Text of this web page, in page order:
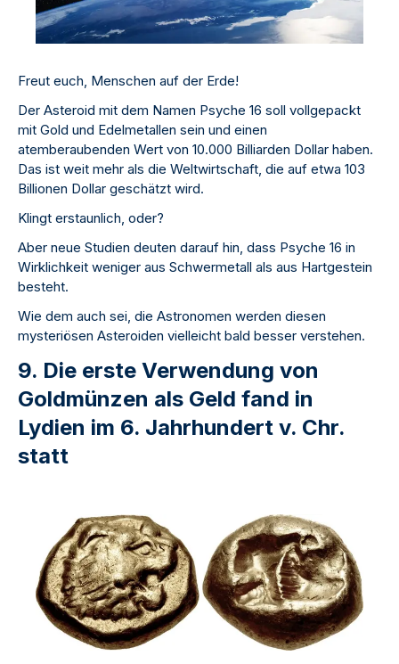
Freut euch, Menschen auf der Erde!
Der Asteroid mit dem Namen Psyche 16 soll vollgepackt
mit Gold und Edelmetallen sein und einen
atemberaubenden Wert von 10.000 Billiarden Dollar haben.
Das ist weit mehr als die Weltwirtschaft, die auf etwa 103
Billionen Dollar geschätzt wird.
Klingt erstaunlich, oder?
Aber neue Studien deuten darauf hin, dass Psyche 16 in
Wirklichkeit weniger aus Schwermetall als aus Hartgestein
besteht.
Wie dem auch sei, die Astronomen werden diesen
mysteriösen Asteroiden vielleicht bald besser verstehen.
9. Die erste Verwendung von
Goldmünzen als Geld fand in
Lydien im 6. Jahrhundert v. Chr.
statt